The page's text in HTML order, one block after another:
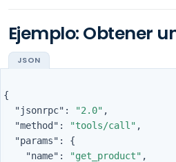
Ejemplo: Obtener
{
"jsonrpc" : "2.0" ,
"method" : "tools/call" ,
"params" :
{
"name" : "get_product" ,